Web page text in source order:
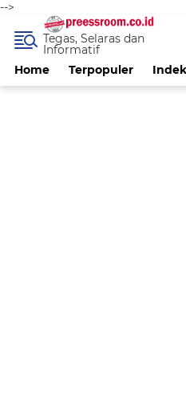
-->
Home Terpopuler
Tegas, Selaras dan
Informatif